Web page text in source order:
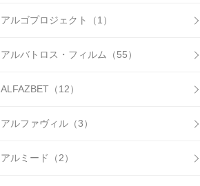
アルゴプロジェクト（1）
アルバトロス・フィルム（55）
ALFAZBET（12）
アルファヴィル（3）
アルミード（2）